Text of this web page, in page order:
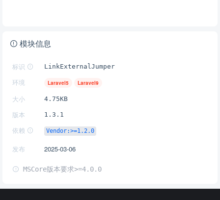
模块信息
标识 LinkExternalJumper
环境 Laravel5 Laravel9
大小 4.75KB
版本 1.3.1
依赖 Vendor:>=1.2.0
发布 2025-03-06
MSCore版本要求>=4.0.0